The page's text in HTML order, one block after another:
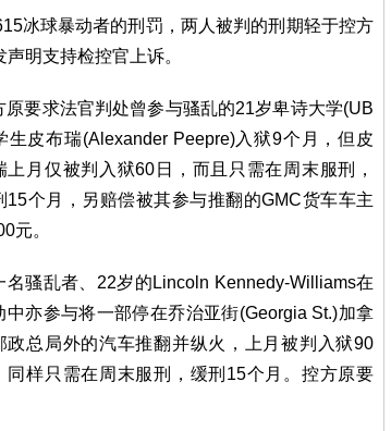
冰球暴动者的刑罚，两人被判的刑期轻于控方
明支持检控官上诉。
原要求法官判处曾参与骚乱的21岁卑诗大学(UB
生皮布瑞(Alexander Peepre)入狱9个月，但皮
上月仅被判入狱60日，而且只需在周末服刑，
15个月，另赔偿被其参与推翻的GMC货车车主
元。
名骚乱者、22岁的Lincoln Kennedy-Williams在
中亦参与将一部停在乔治亚街(Georgia St.)加拿
政总局外的汽车推翻并纵火，上月被判入狱90
同样只需在周末服刑，缓刑15个月。控方原要